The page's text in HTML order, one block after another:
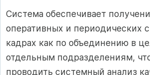
Система обеспечивает
оперативных и периодических
кадрах как по объединению в
отдельным подразделениям,
проводить системный анализ